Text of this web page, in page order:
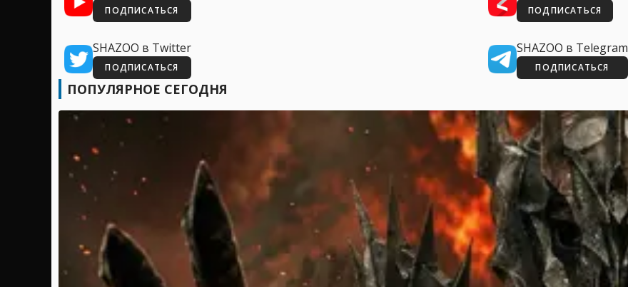
ПОДПИСАТЬСЯ ПОДПИСАТЬСЯ
SHAZOO в Twitter
ПОДПИСАТЬСЯ
SHAZOO в Telegram
ПОДПИСАТЬСЯ
ПОПУЛЯРНОЕ СЕГОДНЯ